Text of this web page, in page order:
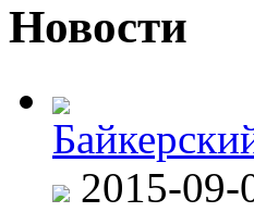
Новости
2015-09-